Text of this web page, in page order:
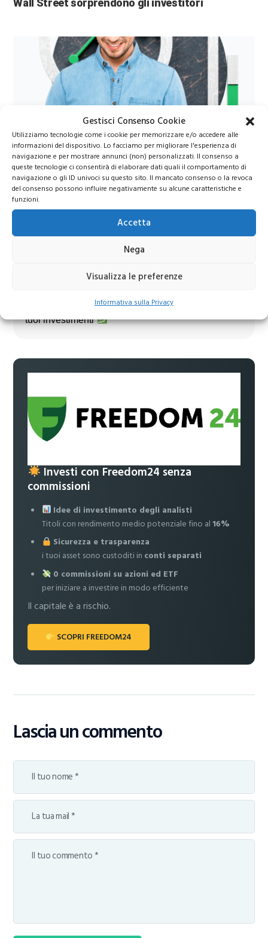
Gestisci Consenso Cookie
Utilizziamo tecnologie come i cookie per memorizzare e/o accedere alle
informazioni del dispositivo. Lo facciamo per migliorare l'esperienza di
navigazione e per mostrare annunci (non) personalizzati. Il consenso a
queste tecnologie ci consentirà di elaborare dati quali il comportamento di
navigazione o gli ID univoci su questo sito. Il mancato consenso o la revoca
del consenso possono influire negativamente su alcune caratteristiche e
funzioni.
Accetta
Nega
Visualizza le preferenze
Informativa sulla Privacy
Wall Street sorprendono gli investitori
Azioni Bance Europee
Azioni banche europee da mettere nel mirino nei
prossimi mesi
Accedi a news, analisi e strategie esclusive per i
tuoi investimenti
Investi con Freedom24 senza
commissioni
Idee di investimento degli analisti
Titoli con rendimento medio potenziale fino al16%
Sicurezza e trasparenza
i tuoi asset sono custoditi in conti separati
0 commissioni su azioni ed ETF
per iniziare a investire in modo efficiente
Il capitale è a rischio.
SCOPRI FREEDOM24
Lascia un commento